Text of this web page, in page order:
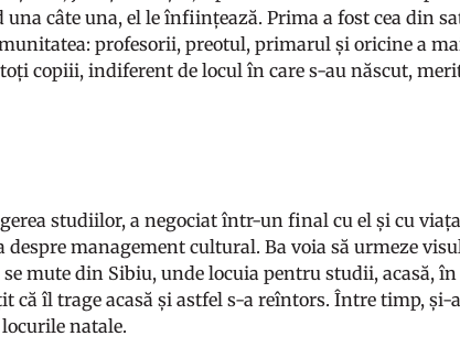
câte una, el le înființează. Prima a fost cea din
profesorii, preotul, primarul și oricine a
copiii, indiferent de locul în care s-au născut,
studiilor, a negociat într-un final cu el și cu
despre management cultural. Ba voia să urmeze
mute din Sibiu, unde locuia pentru studii, acasă, în
că îl trage acasă și astfel s-a reîntors. Între timp,
natale.